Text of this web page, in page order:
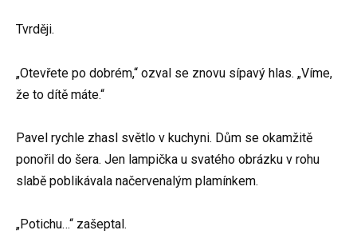
Tvrději.
„Otevřete po dobrém,“ ozval se znovu sípavý hlas. „Víme,
že to dítě máte.“
Pavel rychle zhasl světlo v kuchyni. Dům se okamžitě
ponořil do šera. Jen lampička u svatého obrázku v rohu
slabě poblikávala načervenalým plamínkem.
„Potichu…“ zašeptal.